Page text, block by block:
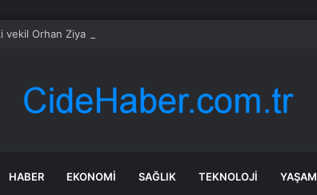
vekil Orhan Ziya Diren hayatını kaybetti
HABER EKONOMI SAĞLIK TEKNOLOJI YAŞAM